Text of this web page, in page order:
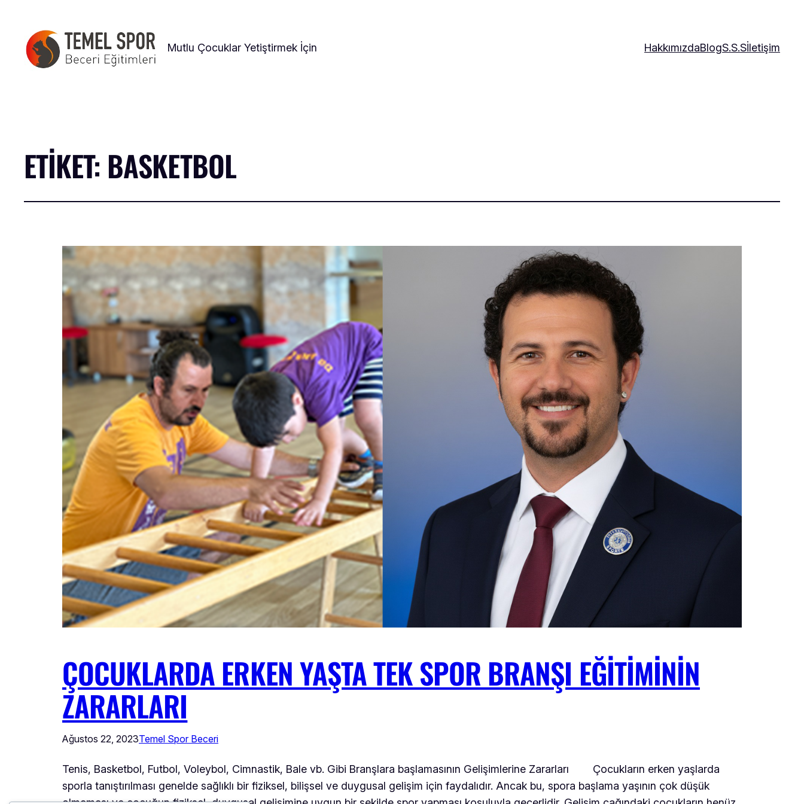
Mutlu Çocuklar Yetiştirmek İçin HakkımızdaBlogS.S.Sİletişim
ETIKET: BASKETBOL
ÇOCUKLARDA ERKEN YAŞTA TEK SPOR BRANŞI EĞITIMININ
ZARARLARI
Ağustos 22, 2023Temel Spor Beceri
Tenis, Basketbol, Futbol, Voleybol, Cimnastik, Bale vb. Gibi Branşlara başlamasının Gelişimlerine Zararları Çocukların erken yaşlarda
sporla tanıştırılması genelde sağlıklı bir fiziksel, bilişsel ve duygusal gelişim için faydalıdır. Ancak bu, spora başlama yaşının çok düşük